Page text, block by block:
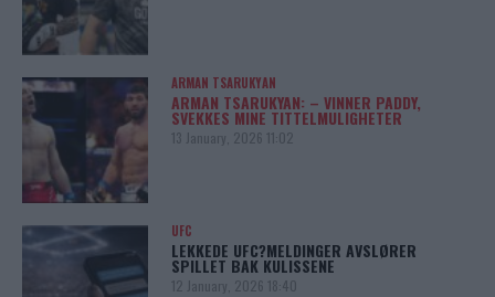
ARMAN TSARUKYAN
ARMAN TSARUKYAN: – VINNER PADDY,
SVEKKES MINE TITTELMULIGHETER
13 January, 2026 11:02
UFC
LEKKEDE UFC?MELDINGER AVSLØRER
SPILLET BAK KULISSENE
12 January, 2026 18:40